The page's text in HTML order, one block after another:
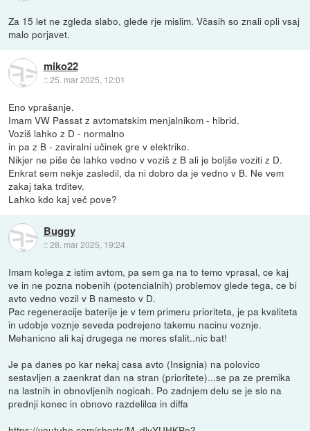
Za 15 let ne zgleda slabo, glede rje mislim. Včasih so znali opli vsaj
malo porjavet.
miko22
::25. mar 2025, 12:01
Eno vprašanje.
Imam VW Passat z avtomatskim menjalnikom - hibrid.
Voziš lahko z D - normalno
in pa z B - zaviralni učinek gre v elektriko.
Nikjer ne piše če lahko vedno v voziš z B ali je boljše voziti z D.
Enkrat sem nekje zasledil, da ni dobro da je vedno v B. Ne vem
zakaj taka trditev.
Lahko kdo kaj več pove?
Buggy
::28. mar 2025, 19:24
Imam kolega z istim avtom, pa sem ga na to temo vprasal, ce kaj
ve in ne pozna nobenih (potencialnih) problemov glede tega, ce bi
avto vedno vozil v B namesto v D.
Pac regeneracije baterije je v tem primeru prioriteta, je pa kvaliteta
in udobje voznje seveda podrejeno takemu nacinu voznje.
Mehanicno ali kaj drugega ne mores sfalit..nic bat!
Je pa danes po kar nekaj casa avto (Insignia) na polovico
sestavljen a zaenkrat dan na stran (prioritete)...se pa ze premika
na lastnih in obnovljenih nogicah. Po zadnjem delu se je slo na
prednji konec in obnovo razdelilca in diffa